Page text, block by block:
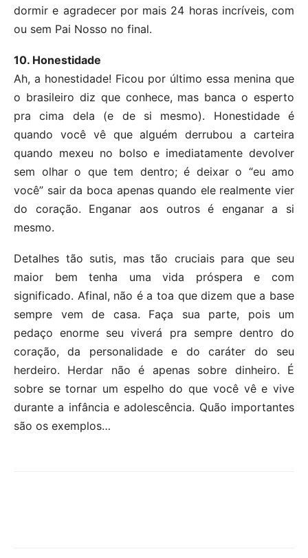
dormir e agradecer por mais 24 horas incríveis, com
ou sem Pai Nosso no final.
10. Honestidade
Ah, a honestidade! Ficou por último essa menina que
o brasileiro diz que conhece, mas banca o esperto
pra cima dela (e de si mesmo). Honestidade é
quando você vê que alguém derrubou a carteira
quando mexeu no bolso e imediatamente devolver
sem olhar o que tem dentro; é deixar o “eu amo
você” sair da boca apenas quando ele realmente vier
do coração. Enganar aos outros é enganar a si
mesmo.
Detalhes tão sutis, mas tão cruciais para que seu
maior bem tenha uma vida próspera e com
significado. Afinal, não é a toa que dizem que a base
sempre vem de casa. Faça sua parte, pois um
pedaço enorme seu viverá pra sempre dentro do
coração, da personalidade e do caráter do seu
herdeiro. Herdar não é apenas sobre dinheiro. É
sobre se tornar um espelho do que você vê e vive
durante a infância e adolescência. Quão importantes
são os exemplos…